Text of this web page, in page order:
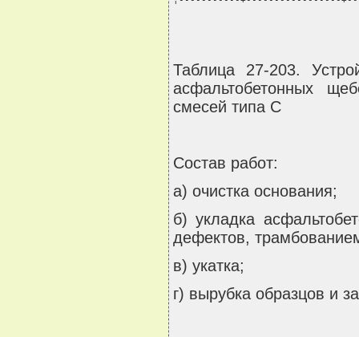
Таблица 27-203.
асфальтобетонных
смесей типа С
Состав работ:
а) очистка основания;
б) укладка
дефектов,
в) укатка;
г) вырубка образцов и